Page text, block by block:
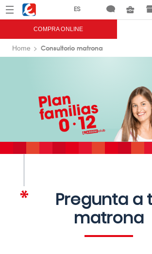
Menú Eroski
COMPRA ONLINE
Home Consultorio matrona
Pregunta a
matrona